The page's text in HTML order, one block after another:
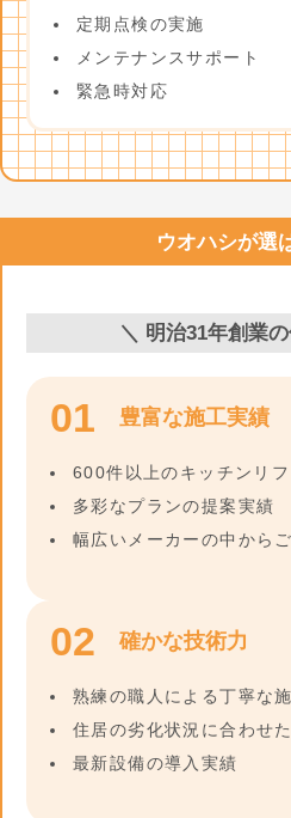
定期点検の実施
メンテナンスサポート
緊急時対応
ウオハシが選
＼ 明治31年創業
01 豊富な施工実績
600件以上のキッチンリ
多彩なプランの提案実績
幅広いメーカーの中から
02 確かな技術力
熟練の職人による丁寧な
住居の劣化状況に合わせ
最新設備の導入実績